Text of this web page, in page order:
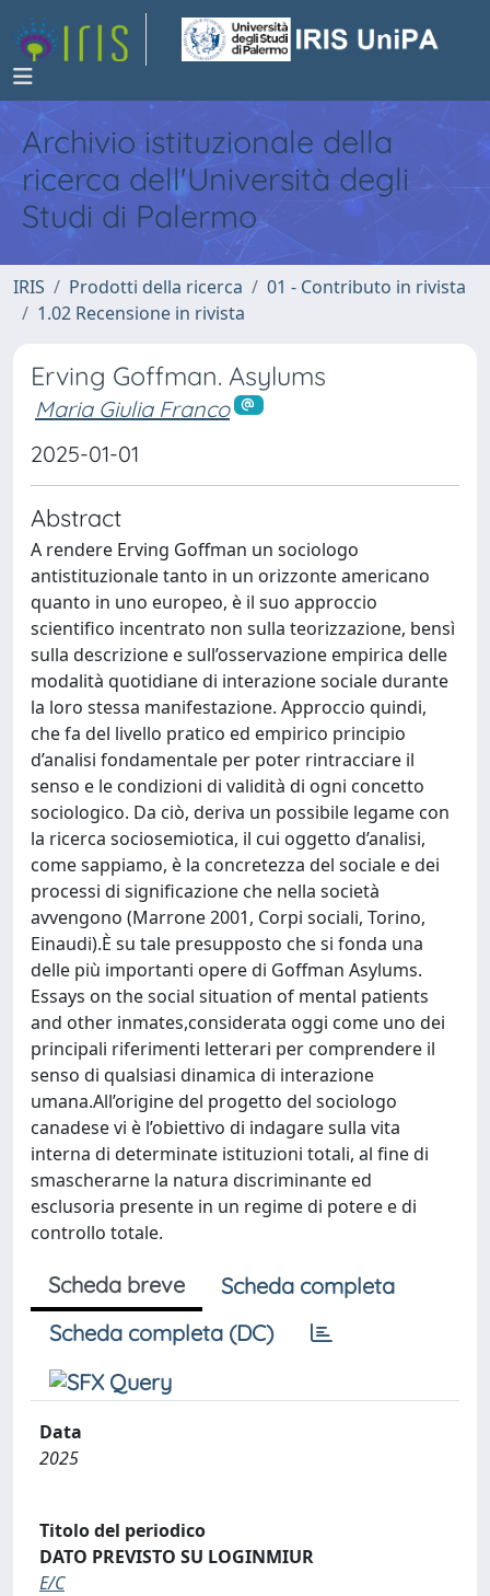
Archivio istituzionale della
ricerca dell'Università degli
Studi di Palermo
IRIS Prodotti della ricerca
01 - Contributo in rivista
1.02 Recensione in rivista
Erving Goffman. Asylums
Maria Giulia Franco
2025-01-01
Abstract
A rendere Erving Goffman un sociologo
antistituzionale tanto in un orizzonte americano
quanto in uno europeo, è il suo approccio
scientifico incentrato non sulla teorizzazione, bensì
sulla descrizione e sull’osservazione empirica delle
modalità quotidiane di interazione sociale durante
la loro stessa manifestazione. Approccio quindi,
che fa del livello pratico ed empirico principio
d’analisi fondamentale per poter rintracciare il
senso e le condizioni di validità di ogni concetto
sociologico. Da ciò, deriva un possibile legame con
la ricerca sociosemiotica, il cui oggetto d’analisi,
come sappiamo, è la concretezza del sociale e dei
processi di significazione che nella società
avvengono (Marrone 2001, Corpi sociali, Torino,
Einaudi).È su tale presupposto che si fonda una
delle più importanti opere di Goffman Asylums.
Essays on the social situation of mental patients
and other inmates,considerata oggi come uno dei
principali riferimenti letterari per comprendere il
senso di qualsiasi dinamica di interazione
umana.All’origine del progetto del sociologo
canadese vi è l’obiettivo di indagare sulla vita
interna di determinate istituzioni totali, al fine di
smascherarne la natura discriminante ed
esclusoria presente in un regime di potere e di
controllo totale.
Scheda breve
Scheda completa
Scheda completa (DC)
Data
2025
Titolo del periodico
DATO PREVISTO SU LOGINMIUR
E/C